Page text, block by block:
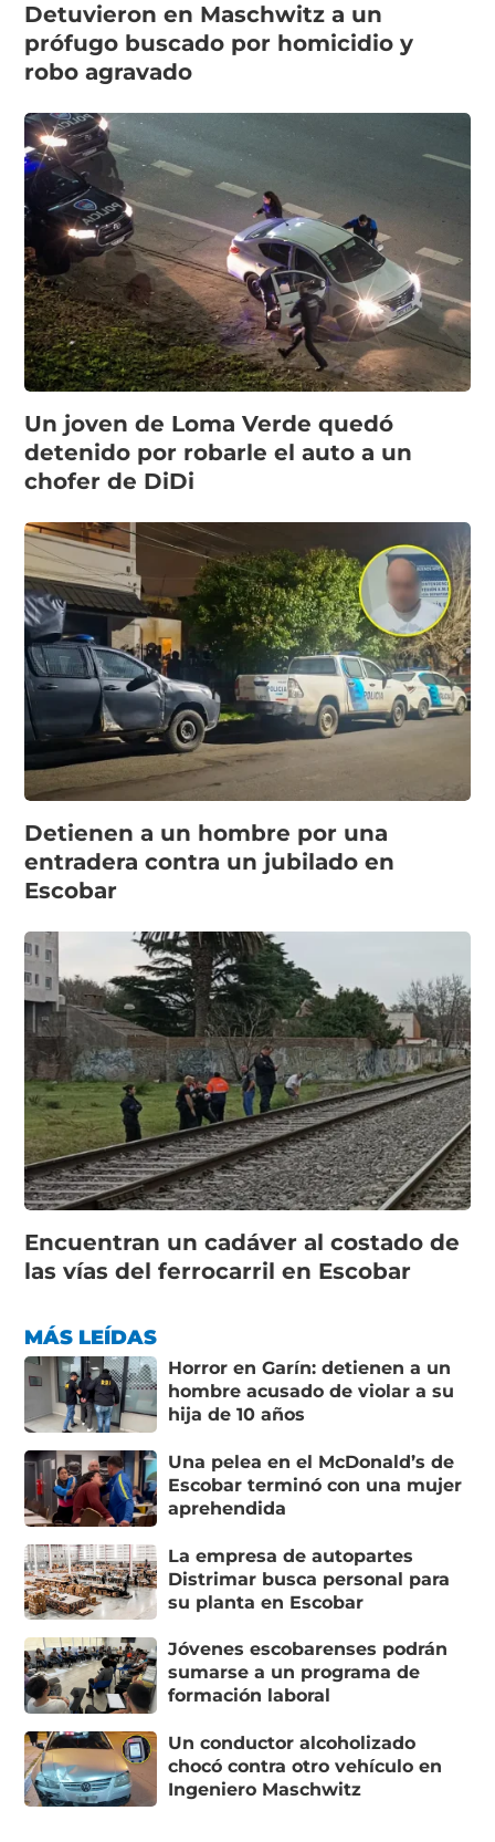
Detuvieron en Maschwitz a un
prófugo buscado por homicidio y
robo agravado
Un joven de Loma Verde quedó
detenido por robarle el auto a un
chofer de DiDi
Detienen a un hombre por una
entradera contra un jubilado en
Escobar
Encuentran un cadáver al costado de
las vías del ferrocarril en Escobar
MÁS LEÍDAS
Horror en Garín: detienen a un
hombre acusado de violar a su
hija de 10 años
Una pelea en el McDonald’s de
Escobar terminó con una mujer
aprehendida
La empresa de autopartes
Distrimar busca personal para
su planta en Escobar
Jóvenes escobarenses podrán
sumarse a un programa de
formación laboral
Un conductor alcoholizado
chocó contra otro vehículo en
Ingeniero Maschwitz